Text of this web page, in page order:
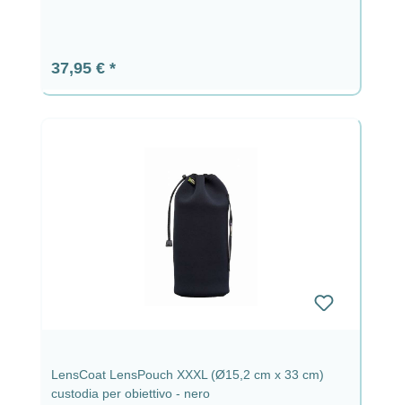
Prezzo normale:
37,95 €
LensCoat LensPouch XXXL (Ø15,2 cm x 33 cm)
custodia per obiettivo - nero